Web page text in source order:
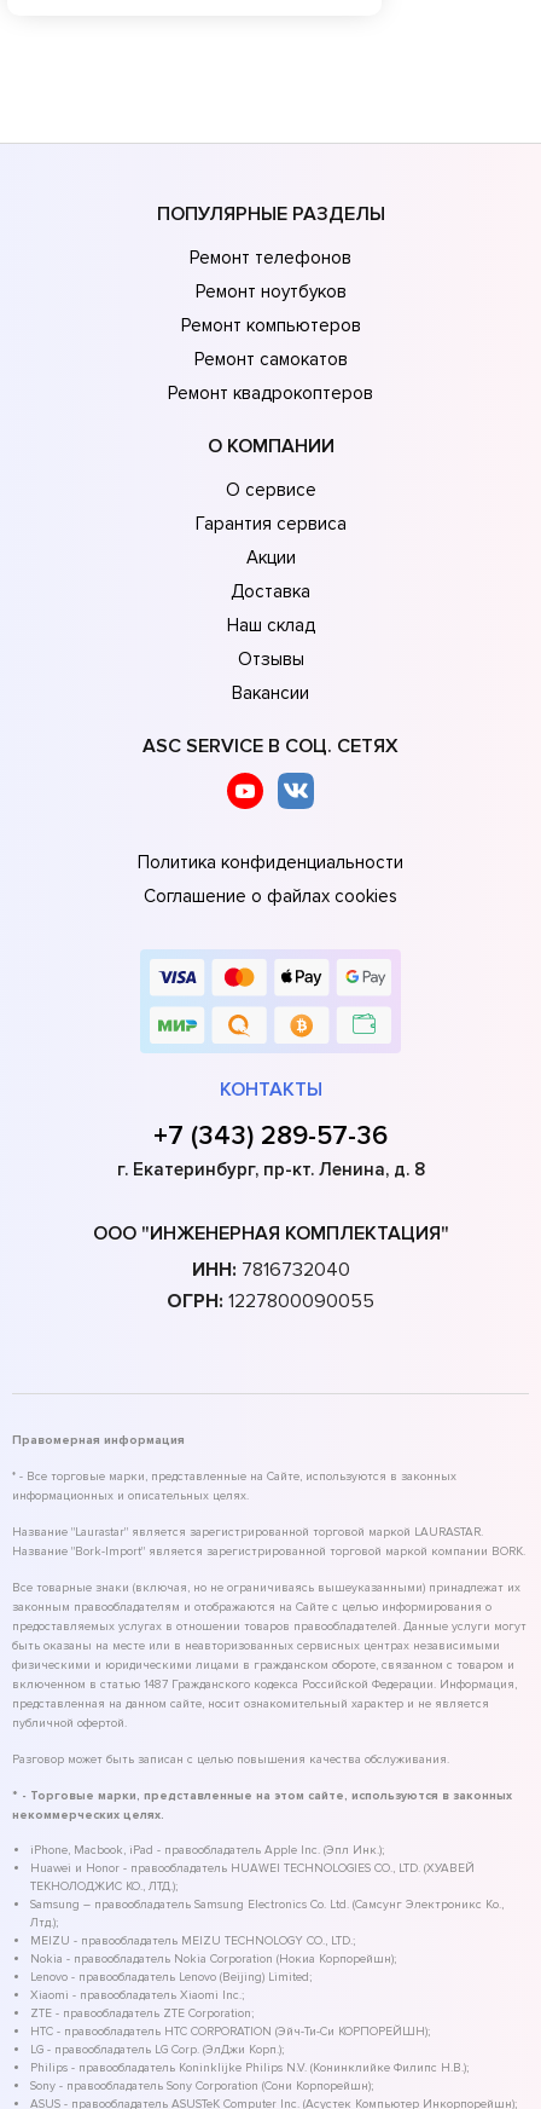
ПОПУЛЯРНЫЕ РАЗДЕЛЫ
Ремонт телефонов
Ремонт ноутбуков
Ремонт компьютеров
Ремонт самокатов
Ремонт квадрокоптеров
О КОМПАНИИ
О сервисе
Гарантия сервиса
Акции
Доставка
Наш склад
Отзывы
Вакансии
ASC SERVICE В СОЦ. СЕТЯХ
Политика конфиденциальности
Соглашение о файлах cookies
КОНТАКТЫ
+7 (343) 289-57-36
г. Екатеринбург, пр-кт. Ленина, д. 8
ООО "ИНЖЕНЕРНАЯ КОМПЛЕКТАЦИЯ"
ИНН: 7816732040
ОГРН: 1227800090055
Правомерная информация
* - Все торговые марки, представленные на Сайте, используются в законных
информационных и описательных целях.
Название "Laurastar" является зарегистрированной торговой маркой LAURASTAR.
Название "Bork-Import" является зарегистрированной торговой маркой компании BORK.
Все товарные знаки (включая, но не ограничиваясь вышеуказанными) принадлежат их
законным правообладателям и отображаются на Сайте с целью информирования о
предоставляемых услугах в отношении товаров правообладателей. Данные услуги могут
быть оказаны на месте или в неавторизованных сервисных центрах независимыми
физическими и юридическими лицами в гражданском обороте, связанном с товаром и
включенном в статью 1487 Гражданского кодекса Российской Федерации. Информация,
представленная на данном сайте, носит ознакомительный характер и не является
публичной офертой.
Разговор может быть записан с целью повышения качества обслуживания.
* - Торговые марки, представленные на этом сайте, используются в законных
некоммерческих целях.
iPhone, Macbook, iPad - правообладатель Apple Inc. (Эпл Инк.);
Huawei и Honor - правообладатель HUAWEI TECHNOLOGIES CO., LTD. (ХУАВЕЙ
ТЕКНОЛОДЖИС КО., ЛТД.);
Samsung – правообладатель Samsung Electronics Co. Ltd. (Самсунг Электроникс Ко.,
Лтд.);
MEIZU - правообладатель MEIZU TECHNOLOGY CO., LTD.;
Nokia - правообладатель Nokia Corporation (Нокиа Корпорейшн);
Lenovo - правообладатель Lenovo (Beijing) Limited;
Xiaomi - правообладатель Xiaomi Inc.;
ZTE - правообладатель ZTE Corporation;
HTC - правообладатель HTC CORPORATION (Эйч-Ти-Си КОРПОРЕЙШН);
LG - правообладатель LG Corp. (ЭлДжи Корп.);
Philips - правообладатель Koninklijke Philips N.V. (Конинклийке Филипс Н.В.);
Sony - правообладатель Sony Corporation (Сони Корпорейшн);
ASUS - правообладатель ASUSTeK Computer Inc. (Асустек Компьютер Инкорпорейшн);